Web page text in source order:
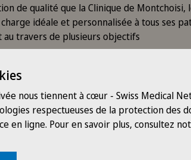
de qualité que la Clinique de Montchoisi,
idéale et personnalisée à tous ses
travers de plusieurs objectifs
en
Assurer
de santé et le
nous tiennent à cœur - Swiss Medical
respectueuses de la protection des
en ligne. Pour en savoir plus, consultez